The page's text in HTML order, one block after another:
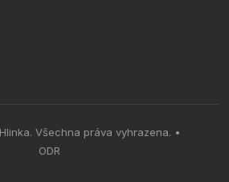
Všechna práva vyhrazena. •
ODR